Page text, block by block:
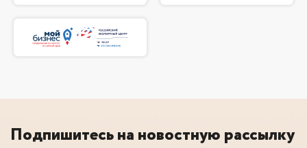
Подпишитесь на новостную рассылку